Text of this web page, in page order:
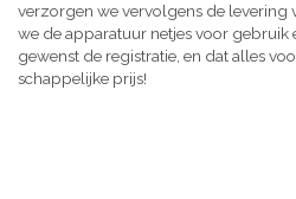
verzorgen we vervolgens de levering
we de apparatuur netjes voor gebruik
gewenst de registratie, en dat alles
schappelijke prijs!